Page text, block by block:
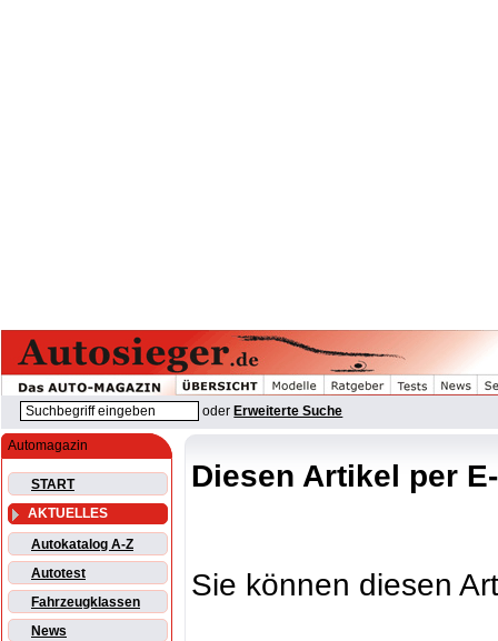
oder Erweiterte Suche
Automagazin
START
AKTUELLES
Autokatalog A-Z
Autotest
Fahrzeugklassen
News
Diesen Artikel per
Sie können diesen